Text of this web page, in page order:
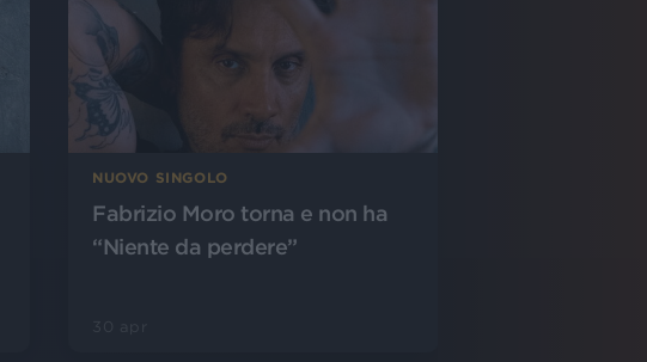
NUOVO SINGOLO
Fabrizio Moro torna e non ha
“Niente da perdere”